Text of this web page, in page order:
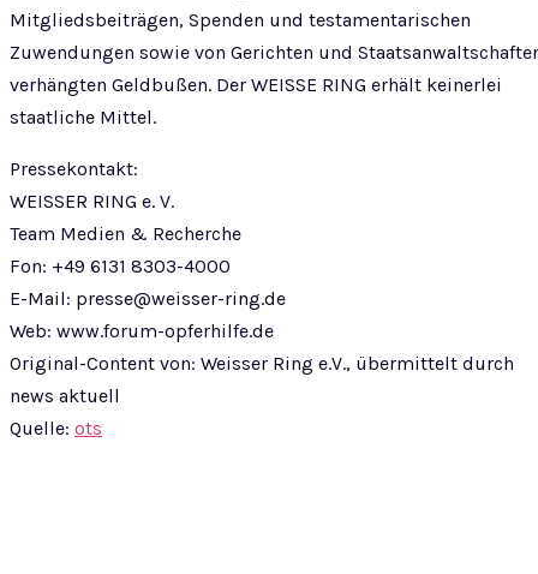
Mitgliedsbeiträgen, Spenden und testamentarischen
Zuwendungen sowie von Gerichten und
verhängten Geldbußen. Der WEISSE RING erhält keinerlei
staatliche Mittel.
Pressekontakt:
WEISSER RING e. V.
Team Medien & Recherche
Fon: +49 6131 8303-4000
E-Mail: presse@weisser-ring.de
Web: www.forum-opferhilfe.de
Original-Content von: Weisser Ring e.V., übermittelt durch
news aktuell
Quelle: ots